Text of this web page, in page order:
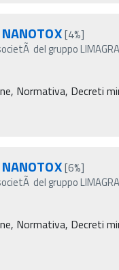
[4%]
del gruppo
Normativa, Decreti
[6%]
del gruppo
Normativa, Decreti